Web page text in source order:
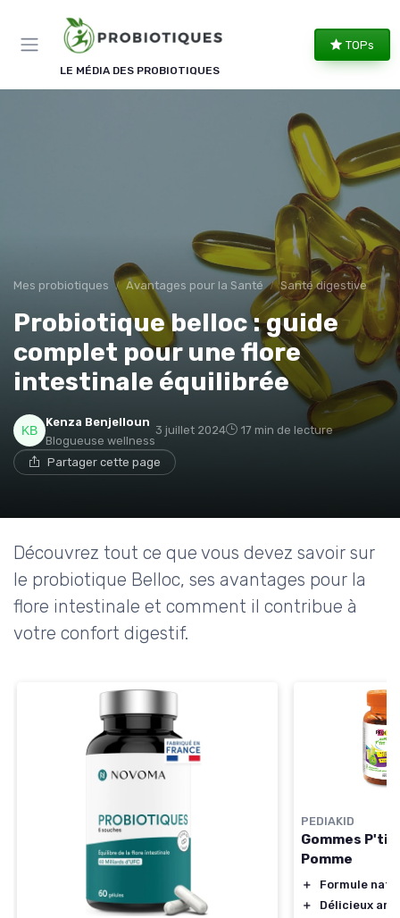
LE MÉDIA DES PROBIOTIQUES
TOPs
Mes probiotiques Avantages pour la Santé Santé digestive
Probiotique belloc : guide
complet pour une flore
intestinale équilibrée
Kenza Benjelloun
Blogueuse wellness
3 juillet 2024 17 min de lecture
Partager cette page
Découvrez tout ce que vous devez savoir sur
le probiotique Belloc, ses avantages pour la
flore intestinale et comment il contribue à
votre confort digestif.
PEDIAKID
Gommes
Pomme
＋
Formule
＋
Délicieux